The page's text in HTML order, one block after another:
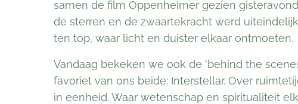
samen de film Oppenheimer gezien
de sterren en de zwaartekracht werd
ten top, waar licht en duister elkaar ontmoeten.
Vandaag bekeken we ook de 'behind the
favoriet van ons beide: Interstellar. Over
in eenheid. Waar wetenschap en spiritualiteit